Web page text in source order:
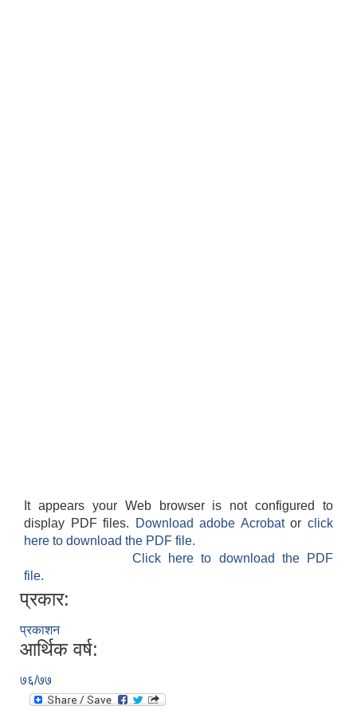
It appears your Web browser is not configured to
display PDF files.
Download adobe Acrobatorclick
here to download the PDF file.
Click here to download the PDF
file.
प्रकार:
प्रकाशन
आर्थिक वर्ष:
७६/७७